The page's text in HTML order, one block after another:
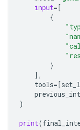
input= [
{
}
],
tools= [
)
print(